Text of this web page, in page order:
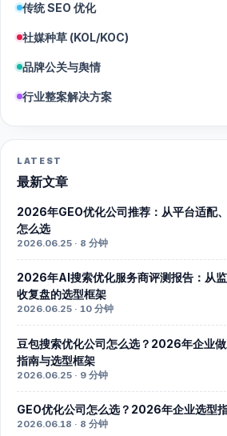
传统 SEO 优化
社媒种草 (KOL/KOC)
品牌公关与舆情
行业整案解决方案
LATEST
最新文章
2026年GEO优化公司推荐：从平台适配
怎么选
2026.06.25 · 8 分钟
2026年AI搜索优化服务商评测报告：从
收复盘的选型框架
2026.06.25 · 10 分钟
豆包搜索优化公司怎么选？2026年企业
指南与选型框架
2026.06.25 · 9 分钟
GEO优化公司怎么选？2026年企业选型
2026.06.18 · 8 分钟